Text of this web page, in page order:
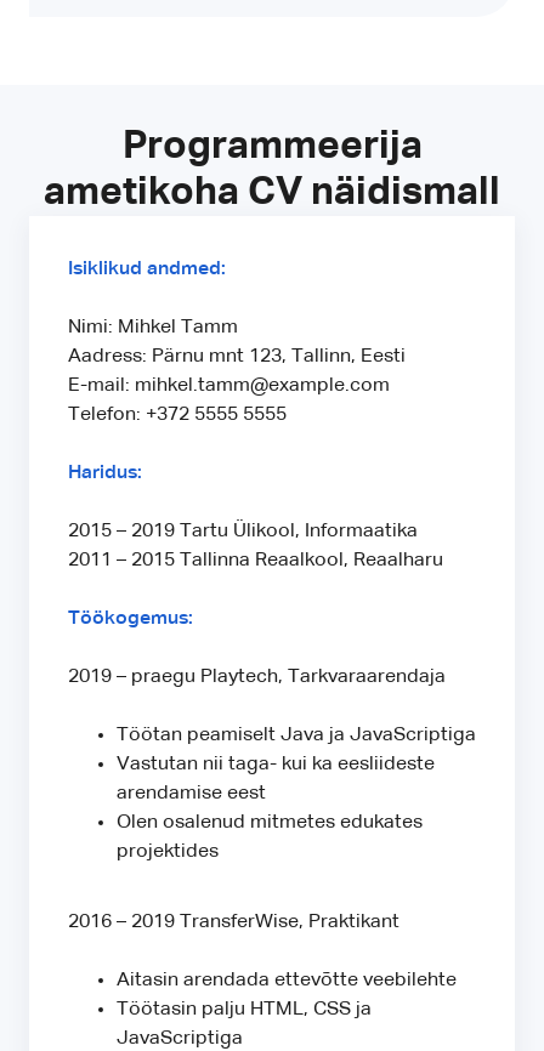
Programmeerija
ametikoha CV näidismall
Isiklikud andmed:
Nimi: Mihkel Tamm
Aadress: Pärnu mnt 123, Tallinn, Eesti
E-mail: mihkel.tamm@example.com
Telefon: +372 5555 5555
Haridus:
2015 – 2019 Tartu Ülikool, Informaatika
2011 – 2015 Tallinna Reaalkool, Reaalharu
Töökogemus:
2019 – praegu Playtech, Tarkvaraarendaja
Töötan peamiselt Java ja JavaScriptiga
Vastutan nii taga- kui ka eesliideste
arendamise eest
Olen osalenud mitmetes edukates
projektides
2016 – 2019 TransferWise, Praktikant
Aitasin arendada ettevõtte veebilehte
Töötasin palju HTML, CSS ja
JavaScriptiga